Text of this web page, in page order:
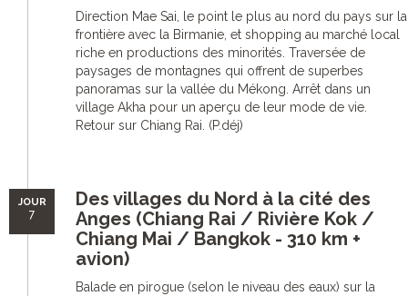
Direction Mae Sai, le point le plus au nord du pays sur la
frontière avec la Birmanie, et shopping au marché local
riche en productions des minorités. Traversée de
paysages de montagnes qui offrent de superbes
panoramas sur la vallée du Mékong. Arrêt dans un
village Akha pour un aperçu de leur mode de vie.
Retour sur Chiang Rai. (P.déj)
JOUR
7
Des villages du Nord à la cité des
Anges (Chiang Rai / Rivière Kok /
Chiang Mai / Bangkok - 310 km +
avion)
Balade en pirogue (selon le niveau des eaux) sur la